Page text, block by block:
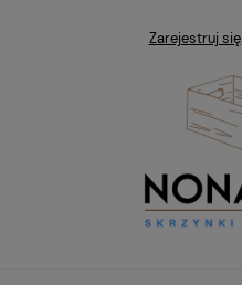
Zarejestruj się